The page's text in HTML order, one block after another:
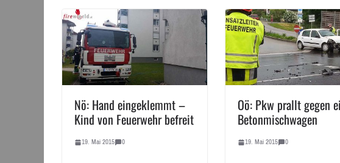
Nö: Hand eingeklemmt –
Kind von Feuerwehr befreit
19. Mai 2015 0
Oö: Pkw prallt gegen
Betonmischwagen
19. Mai 2015 0